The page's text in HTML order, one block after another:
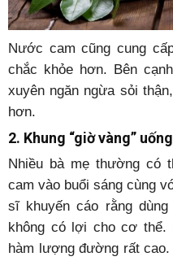
Nước cam cũng cung
chắc khỏe hơn. Bên
xuyên ngăn ngừa sỏi
hơn.
2. Khung “giờ vàng”
Nhiều bà mẹ thường có
cam vào buổi sáng cùng
sĩ khuyến cáo rằng
không có lợi cho cơ thể.
hàm lượng đường rất